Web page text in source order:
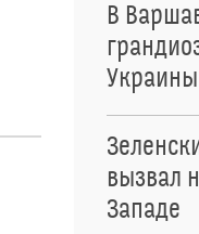
В
Украины
вызвал
Западе